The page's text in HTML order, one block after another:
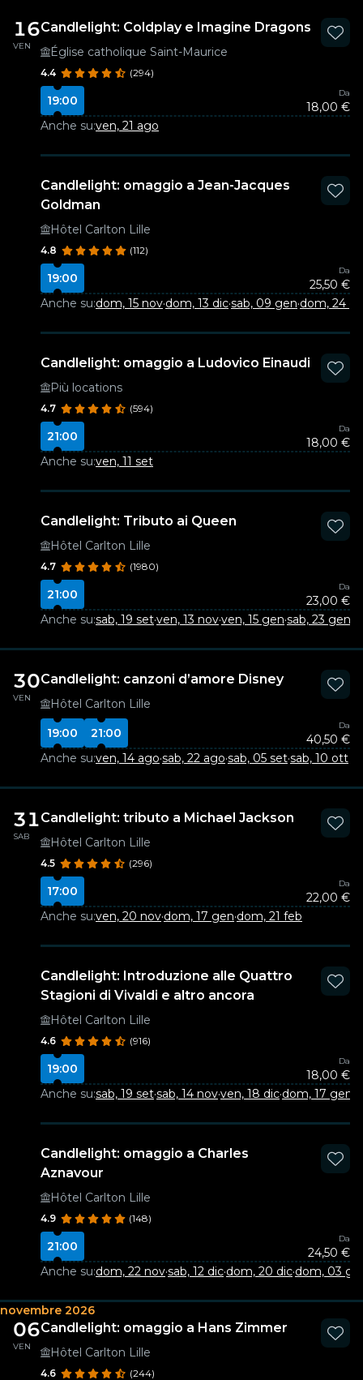
16
VEN
Candlelight: Coldplay e Imagine Dragons
Église catholique Saint-Maurice
4.4 (294)
19:00
Da
18,00 €
Anche su:ven, 21 ago
Candlelight: omaggio a Jean-Jacques
Goldman
Hôtel Carlton Lille
4.8 (112)
19:00
Da
25,50 €
Anche su:dom, 15 nov·dom, 13 dic·sab, 09 gen·dom, 24
Candlelight: omaggio a Ludovico Einaudi
Più locations
4.7 (594)
21:00
Da
18,00 €
Anche su:ven, 11 set
Candlelight: Tributo ai Queen
Hôtel Carlton Lille
4.7 (1980)
21:00
Da
23,00 €
Anche su:sab, 19 set·ven, 13 nov·ven, 15 gen·sab, 23 gen
30
VEN
Candlelight: canzoni d’amore Disney
Hôtel Carlton Lille
19:00
21:00
Da
40,50 €
Anche su:ven, 14 ago·sab, 22 ago·sab, 05 set·sab, 10 ott
31
SAB
Candlelight: tributo a Michael Jackson
Hôtel Carlton Lille
4.5 (296)
17:00
Da
22,00 €
Anche su:ven, 20 nov·dom, 17 gen·dom, 21 feb
Candlelight: Introduzione alle Quattro
Stagioni di Vivaldi e altro ancora
Hôtel Carlton Lille
4.6 (916)
19:00
Da
18,00 €
Anche su:sab, 19 set·sab, 14 nov·ven, 18 dic·dom, 17 gen
Candlelight: omaggio a Charles
Aznavour
Hôtel Carlton Lille
4.9 (148)
21:00
Da
24,50 €
Anche su:dom, 22 nov·sab, 12 dic·dom, 20 dic·dom, 03
novembre 2026
06
VEN
Candlelight: omaggio a Hans Zimmer
Hôtel Carlton Lille
4.6 (244)